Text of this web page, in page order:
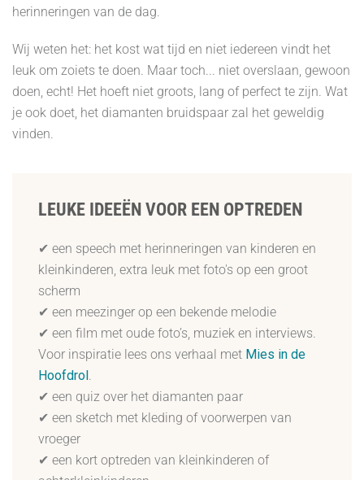
herinneringen van de dag.
Wij weten het: het kost wat tijd en niet iedereen vindt het
leuk om zoiets te doen. Maar toch... niet overslaan, gewoon
doen, echt! Het hoeft niet groots, lang of perfect te zijn. Wat
je ook doet, het diamanten bruidspaar zal het geweldig
vinden.
LEUKE IDEEËN VOOR EEN OPTREDEN
✔ een speech met herinneringen van kinderen en
kleinkinderen, extra leuk met foto's op een groot
scherm
✔ een meezinger op een bekende melodie
✔ een film met oude foto’s, muziek en interviews.
Voor inspiratie lees ons verhaal met Mies in de
Hoofdrol .
✔ een quiz over het diamanten paar
✔ een sketch met kleding of voorwerpen van
vroeger
✔ een kort optreden van kleinkinderen of